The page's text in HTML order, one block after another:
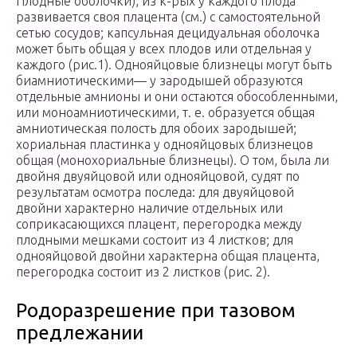
развивается своя плацента (см.) с самостоятельной
сетью сосудов; капсульная децидуальная оболочка
может быть общая у всех плодов или отдельная у
каждого (рис.1). Однояйцовые близнецы могут быть
биамниотическими— у зародышей образуются
отдельные амнионы и они остаются обособленными,
или моноамниотическими, т. е. образуется общая
амниотическая полость для обоих зародышей;
хориальная пластинка у однояйцовых близнецов
общая (монохориальные близнецы). О том, была ли
двойня двуяйцовой или однояйцовой, судят по
результатам осмотра последа: для двуяйцовой
двойни характерно наличие отдельных или
соприкасающихся плацент, перегородка между
плодными мешками состоит из 4 листков; для
однояйцовой двойни характерна общая плацента,
перегородка состоит из 2 листков (рис. 2).
Родоразрешение при тазовом
предлежании